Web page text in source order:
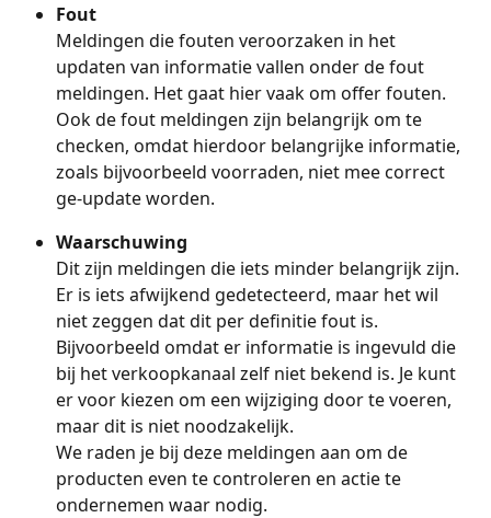
Fout
Meldingen die fouten veroorzaken in het
updaten van informatie vallen onder de fout
meldingen. Het gaat hier vaak om offer fouten.
Ook de fout meldingen zijn belangrijk om te
checken, omdat hierdoor belangrijke informatie,
zoals bijvoorbeeld voorraden, niet mee correct
ge-update worden.
Waarschuwing
Dit zijn meldingen die iets minder belangrijk zijn.
Er is iets afwijkend gedetecteerd, maar het wil
niet zeggen dat dit per definitie fout is.
Bijvoorbeeld omdat er informatie is ingevuld die
bij het verkoopkanaal zelf niet bekend is. Je kunt
er voor kiezen om een wijziging door te voeren,
maar dit is niet noodzakelijk.
We raden je bij deze meldingen aan om de
producten even te controleren en actie te
ondernemen waar nodig.